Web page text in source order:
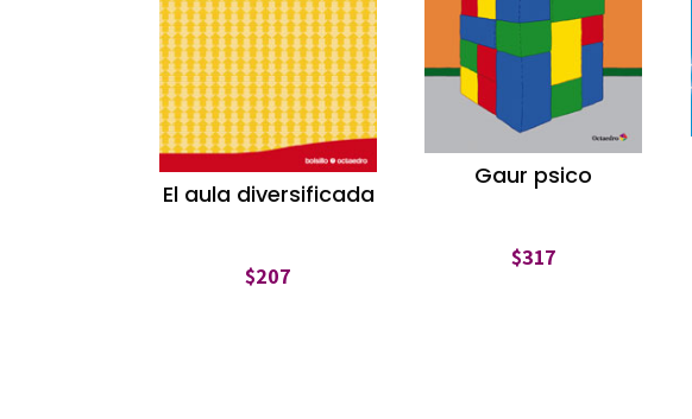
El aula diversificada
$207
Gaur psico
$317